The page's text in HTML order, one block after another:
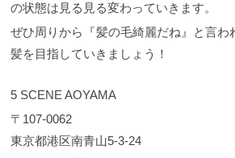
の状態は見る見る変わっていきます。
ぜひ周りから『髪の毛綺麗だね』と言わ
髪を目指していきましょう！
5 SCENE AOYAMA
〒107-0062
東京都港区南青山5-3-24